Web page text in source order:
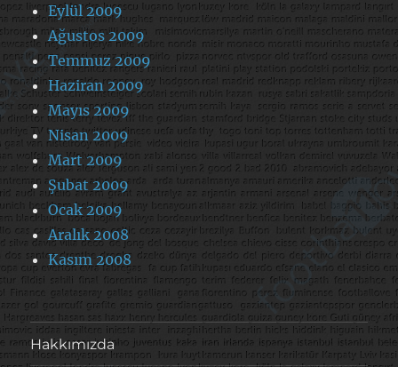
Eylül 2009
Ağustos 2009
Temmuz 2009
Haziran 2009
Mayıs 2009
Nisan 2009
Mart 2009
Şubat 2009
Ocak 2009
Aralık 2008
Kasım 2008
Hakkımızda